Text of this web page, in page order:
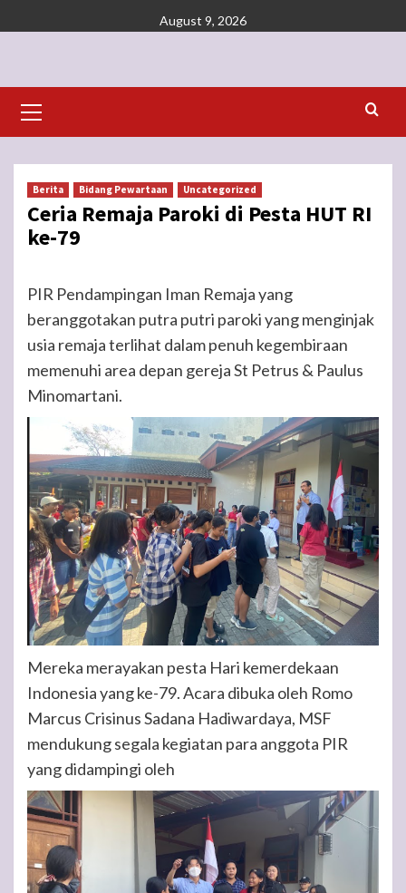
to
August 9, 2026
Menu
Berita Bidang Pewartaan Uncategorized
Ceria Remaja Paroki di Pesta HUT RI
ke-79
PIR Pendampingan Iman Remaja yang
beranggotakan putra putri paroki yang menginjak
usia remaja terlihat dalam penuh kegembiraan
memenuhi area depan gereja St Petrus & Paulus
Minomartani.
Mereka merayakan pesta Hari kemerdekaan
Indonesia yang ke-79. Acara dibuka oleh Romo
Marcus Crisinus Sadana Hadiwardaya, MSF
mendukung segala kegiatan para anggota PIR
yang didampingi oleh